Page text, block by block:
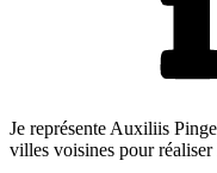
Je représente Auxiliis
villes voisines pour réaliser